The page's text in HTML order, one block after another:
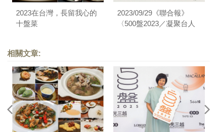
2023在台灣，長留我心的
十盤菜
2023/09/29《聯合報》
〈500盤2023／凝聚台人
相關文章: